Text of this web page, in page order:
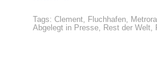
Tags: Clement, Fluchhafen,
Abgelegt in Presse, Rest der Welt,